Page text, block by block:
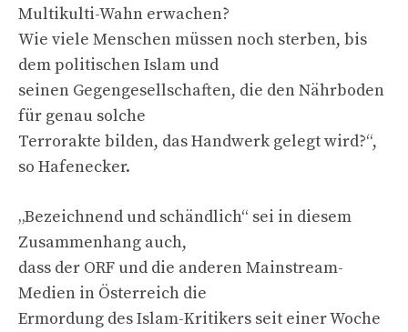
Multikulti-Wahn erwachen?
Wie viele Menschen müssen noch sterben, bis
dem politischen Islam und
seinen Gegengesellschaften, die den Nährboden
für genau solche
Terrorakte bilden, das Handwerk gelegt wird?“,
so Hafenecker.
„Bezeichnend und schändlich“ sei in diesem
Zusammenhang auch,
dass der ORF und die anderen Mainstream-
Medien in Österreich die
Ermordung des Islam-Kritikers seit einer Woche